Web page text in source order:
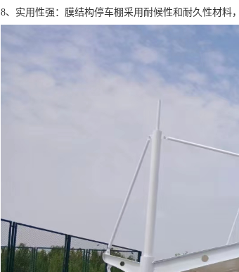
8、实用性强：膜结构停车棚采用耐候性和耐久性材料